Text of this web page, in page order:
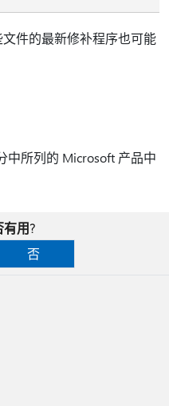
件的最新修补程序也可能
中所列的 Microsoft 产品中
用?
否